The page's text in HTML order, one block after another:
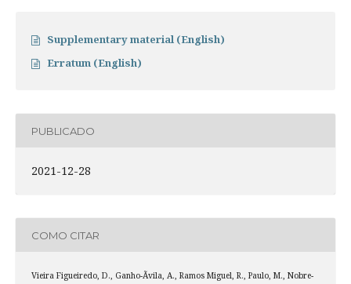
Supplementary material (English)
Erratum (English)
PUBLICADO
2021-12-28
COMO CITAR
Vieira Figueiredo, D., Ganho-Ãvila, A., Ramos Miguel, R., Paulo, M., Nobre-